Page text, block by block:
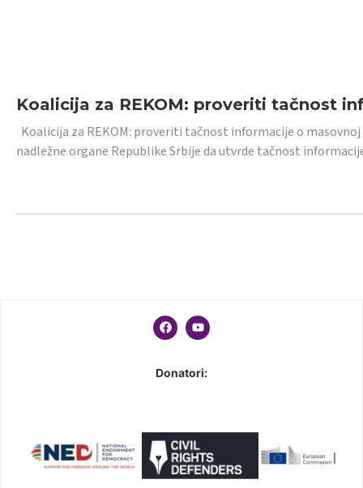
Koalicija za REKOM: proveriti tačnost
Koalicija za REKOM: proveriti tačnost informacije o
nadležne organe Republike Srbije da utvrde tačnost
Donatori: